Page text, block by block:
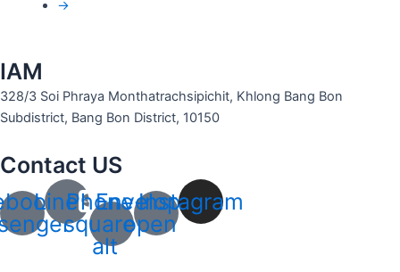
→
IAM
328/3 Soi Phraya Monthatrachsipichit, Khlong Bang Bon
Subdistrict, Bang Bon District, 10150
Contact US
LinePhone-
square-
alt
Envelope-
open
Instagram